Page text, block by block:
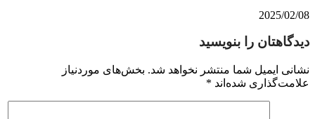
2025/02/08
دیدگاهتان را بنویسید
نشانی ایمیل شما منتشر نخواهد شد. بخش‌های موردنیاز
علامت‌گذاری شده‌اند *